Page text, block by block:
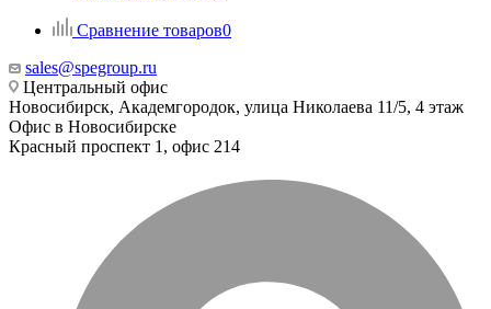
Сравнение товаров0
sales@spegroup.ru
Центральный офис
Новосибирск, Академгородок, улица Николаева 11/5, 4 этаж
Офис в Новосибирске
Красный проспект 1, офис 214